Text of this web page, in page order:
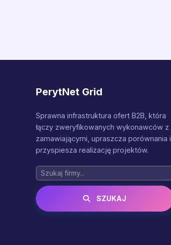
PerytNet Grid
Sprawna infrastruktura ofert B2B, która
łączy zweryfikowanych wykonawców z
zamawiającymi, upraszcza porównania i
przyspiesza realizację projektów.
SZUKAJ